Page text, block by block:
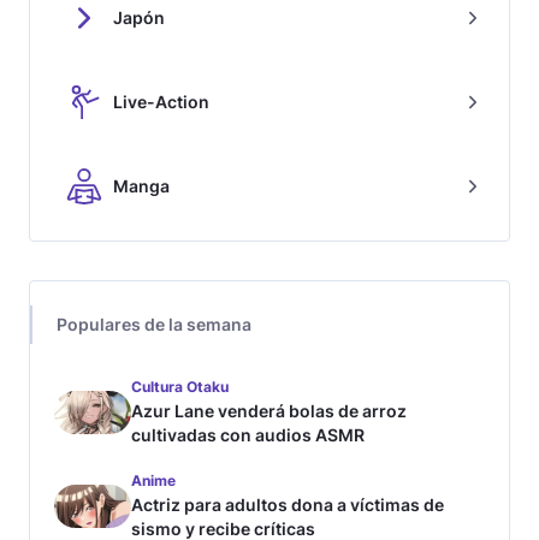
Japón
Live-Action
Manga
Populares de la semana
Cultura Otaku
Azur Lane venderá bolas de arroz
cultivadas con audios ASMR
Anime
Actriz para adultos dona a víctimas de
sismo y recibe críticas